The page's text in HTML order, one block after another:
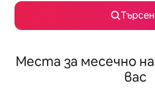
Места за месечно
вас